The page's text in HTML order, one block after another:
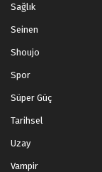
Sağlık
Seinen
Shoujo
Spor
Süper Güç
Tarihsel
Uzay
Vampir